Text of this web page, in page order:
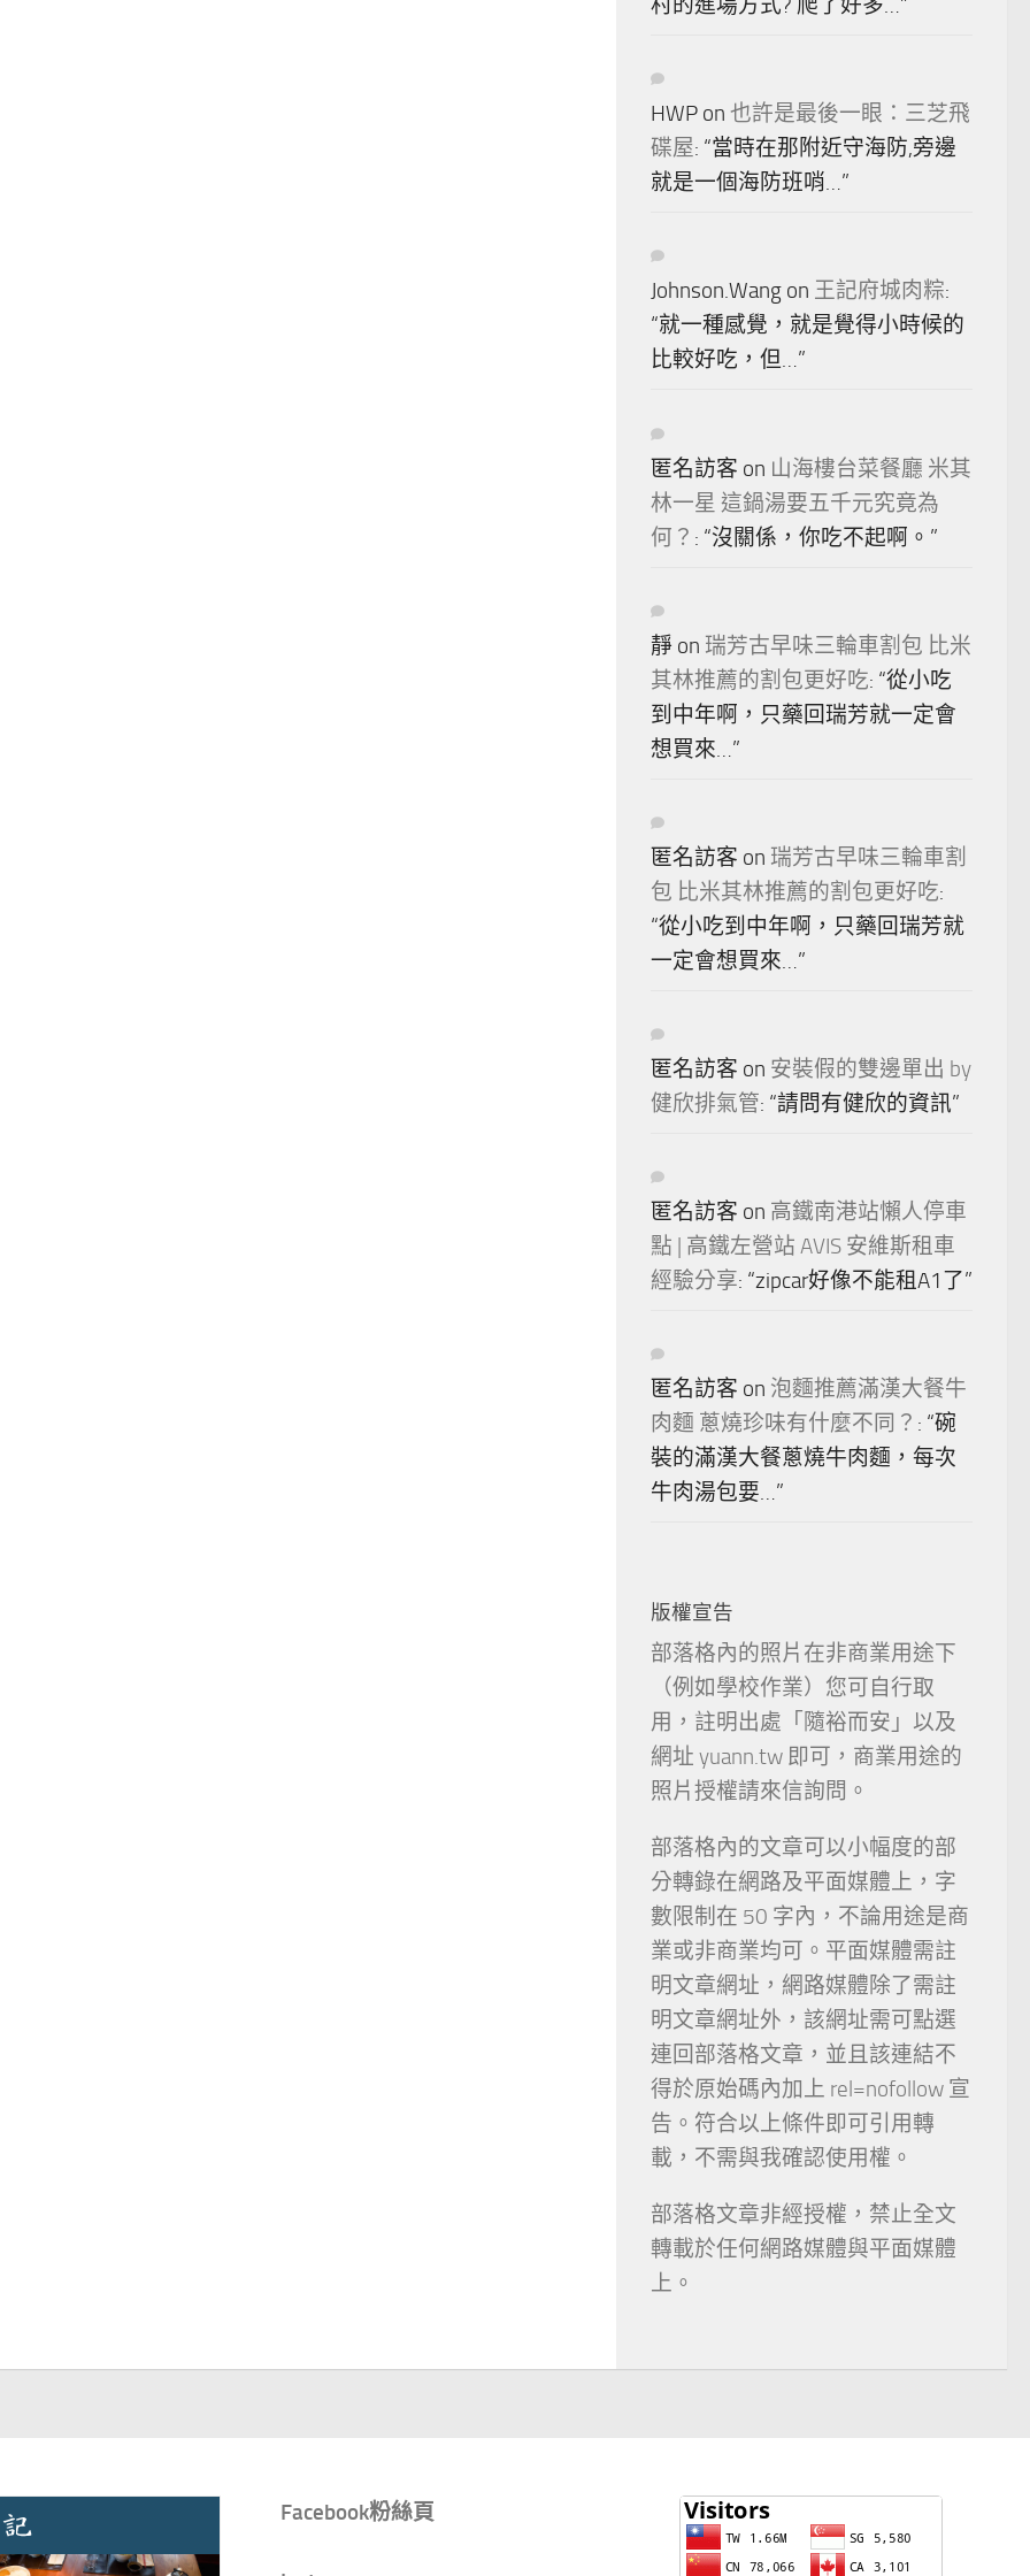
村的進場方式? 爬了好多…”
HWP on 也許是最後一眼：三芝飛
碟屋: “當時在那附近守海防,旁邊
就是一個海防班哨…”
Johnson.Wang on 王記府城肉粽:
“就一種感覺，就是覺得小時候的
比較好吃，但…”
匿名訪客 on 山海樓台菜餐廳 米其
林一星 這鍋湯要五千元究竟為
何？ : “沒關係，你吃不起啊。 ”
靜 on 瑞芳古早味三輪車割包 比米
其林推薦的割包更好吃: “從小吃
到中年啊，只藥回瑞芳就一定會
想買來…”
匿名訪客 on 瑞芳古早味三輪車割
包 比米其林推薦的割包更好吃:
“從小吃到中年啊，只藥回瑞芳就
一定會想買來…”
匿名訪客 on 安裝假的雙邊單出 by
健欣排氣管: “請問有健欣的資訊”
匿名訪客 on 高鐵南港站懶人停車
點 | 高鐵左營站 AVIS 安維斯租車
經驗分享: “zipcar好像不能租A1了”
匿名訪客 on 泡麵推薦滿漢大餐牛
肉麵 蔥燒珍味有什麼不同？ : “碗
裝的滿漢大餐蔥燒牛肉麵，每次
牛肉湯包要…”
版權宣告
部落格內的照片在非商業用途下
（例如學校作業）您可自行取
用，註明出處「隨裕而安」以及
網址 yuann.tw 即可，商業用途的
照片授權請來信詢問。
部落格內的文章可以小幅度的部
分轉錄在網路及平面媒體上，字
數限制在 50 字內，不論用途是商
業或非商業均可。平面媒體需註
明文章網址，網路媒體除了需註
明文章網址外，該網址需可點選
連回部落格文章，並且該連結不
得於原始碼內加上 rel=nofollow 宣
告。符合以上條件即可引用轉
載，不需與我確認使用權。
部落格文章非經授權，禁止全文
轉載於任何網路媒體與平面媒體
上。
Facebook粉絲頁